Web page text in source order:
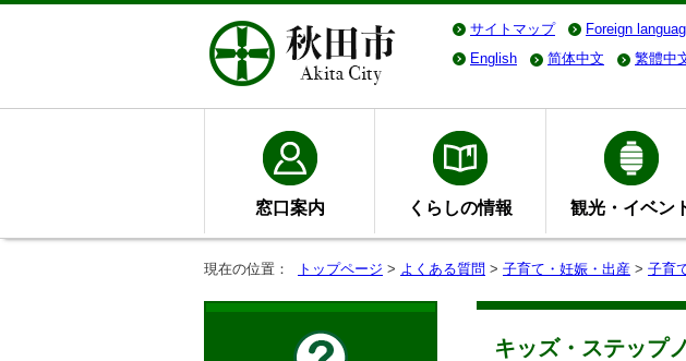
サイトマップ Foreign
English
简体中文 繁體中
窓口案内 くらしの情報 観光・イベン
現在の位置： トップページ > よくある質問 > 子育て・妊娠・出産 > 子育
キッズ・ステップ